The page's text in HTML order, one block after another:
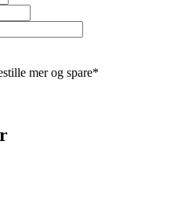
mer og spare*